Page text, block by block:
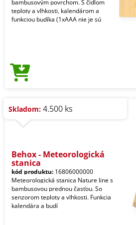
bambusovým povrchom. S čidlom
teploty a vlhkosti, kalendárom a
funkciou budíka (1xAAA nie je sú
Skladom: 4.500 ks
Behox - Meteorologická
stanica
kód produktu: 16806000000
Meteorologická stanica Nature line s
bambusovou prednou časťou. So
senzorom teploty a vlhkosti. Funkcia
kalendára a budí